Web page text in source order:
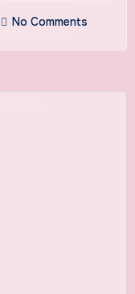
No Comments